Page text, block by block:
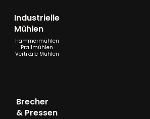
Industrielle
Mühlen
Hammermühlen
Prallmühlen
Vertikale Mühlen
Brecher
& Pressen